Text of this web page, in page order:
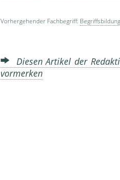
Vorhergehender Fachbegriff: Begriffsbildung
Diesen Artikel der
vormerken